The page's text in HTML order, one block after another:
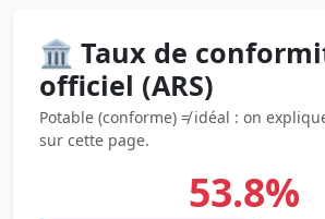
🏛️ Taux de
officiel (ARS)
Potable (conforme) ≠ idéal : on
sur cette page.
53.8%